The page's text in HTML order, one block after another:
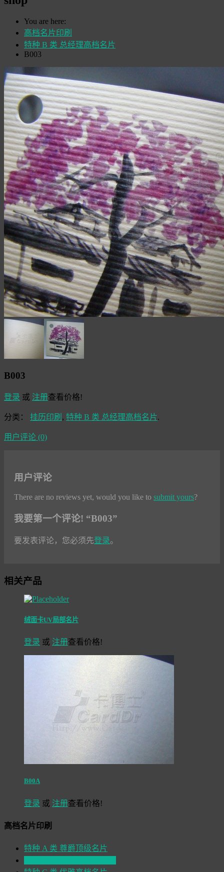
You are here:
高档名片印刷
特种 B 类 总经理高档名片
B003
B003
登录 或 注册查看价格!
分类： 挂历印刷 , 特种 B 类 总经理高档名片.
用户评论 (0)
用户评论
There are no reviews yet, would you like to submit yours?
我要第一个评论! “B003”
要发表评论，您必须先登录。
相关产品
绒面卡UV局部名片
登录 或 注册查看价格!
B00A
登录 或 注册查看价格!
高档名片印刷
特种 A 类 尊爵顶级名片